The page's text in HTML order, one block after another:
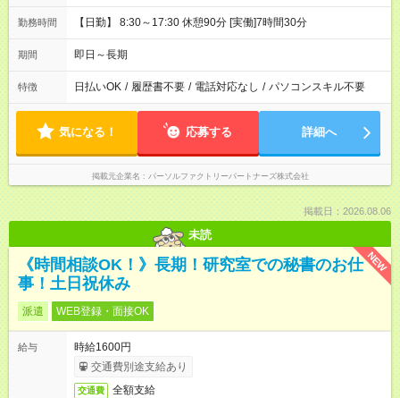
勤務時間 【日勤】 8:30～17:30 休憩90分 [実働]7時間30分
期間 即日～長期
特徴 日払いOK / 履歴書不要 / 電話対応なし / パソコンスキル不要
気になる！ 応募する 詳細へ
掲載元企業名 パーソルファクトリーパートナーズ株式会社
掲載日：2026.08.06
未読
NEW
《時間相談OK！》長期！研究室での秘書のお仕
事！土日祝休み
派遣 WEB登録・面接OK
給与
時給1600円
交通費別途支給あり
交通費 全額支給